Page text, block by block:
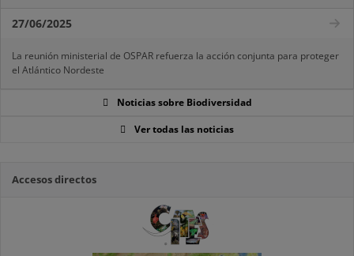
27/06/2025
La reunión ministerial de OSPAR refuerza la acción conjunta para proteger
el Atlántico Nordeste
Noticias sobre Biodiversidad
Ver todas las noticias
Accesos directos